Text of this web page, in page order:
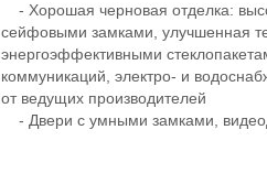
- Хорошая черновая отделка:
сейфовыми замками, улучшенная
энергоэффективными
коммуникаций, электро- и
от ведущих производителей
- Двери с умными замками,